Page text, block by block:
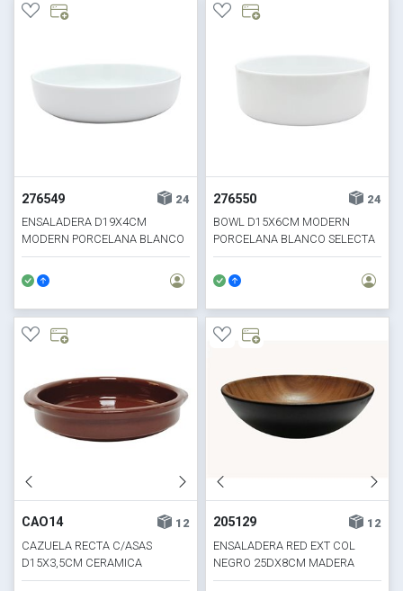
276549
24
ENSALADERA D19X4CM
MODERN PORCELANA BLANCO
SELECTA
276550
24
BOWL D15X6CM MODERN
PORCELANA BLANCO SELECTA
CAO14
12
CAZUELA RECTA C/ASAS
D15X3,5CM CERAMICA
TORRENT
205129
12
ENSALADERA RED EXT COL
NEGRO 25DX8CM MADERA
ACACIA